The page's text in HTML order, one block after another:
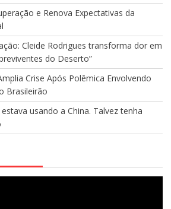
e Renova Expectativas da
Cleide Rodrigues transforma dor em
do Deserto”
Crise Após Polêmica Envolvendo
Brasileirão
usando a China. Talvez tenha